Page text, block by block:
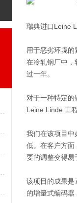
瑞典进口Leine
用于恶劣环境的
在冷轧钢厂中，
过一年。
对于一种特定的
Leine Linde 工
我们在该项目中
低。在客户方面
要的调整变得易
该项目的成果是
的增量式编码器